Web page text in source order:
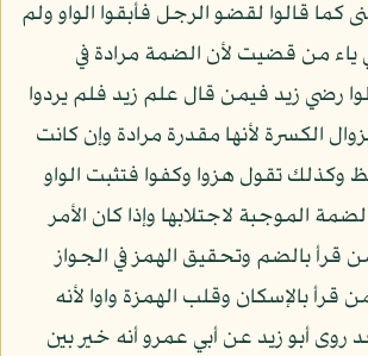
كما قالوا لقضو الرجل فأبقوا الواو ولم
ياء من قضيت لأن الضمة مرادة في
رضي زيد فيمن قال علم زيد فلم يردوا
الكسرة لأنها مقدرة مرادة وإن كانت
تقول هزوا وكفوا فتثبت الواو
الموجبة لاجتلابها وإذا كان الأمر
قرأ بالضم وتحقيق الهمز في الجواز
بالإسكان وقلب الهمزة واوا لأنه
أبو زيد عن أبي عمرو أنه خير بين